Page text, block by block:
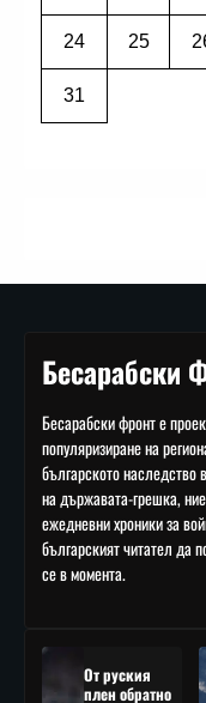
24 25
31
Бесарабски
Бесарабски фронт е
популяризиране на
българското
на държавата-грешка,
ежедневни хроники за
българският читател да
се в момента.
От руския
плен обратно